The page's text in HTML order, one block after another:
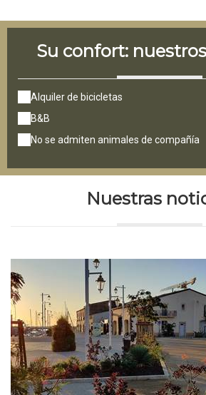
Su confort:
Alquiler de bicicletas
B&B
No se admiten animales de compañía
Nuestras